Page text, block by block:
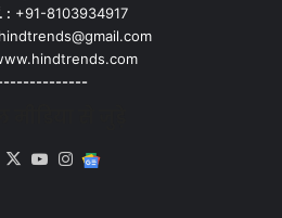
: +91-8103934917
hindtrends@gmail.com
Facebook
X YouTubeInstagram